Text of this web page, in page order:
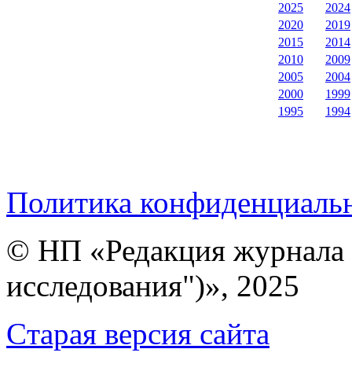
2025
2024
2020
2019
2015
2014
2010
2009
2005
2004
2000
1999
1995
1994
Политика
© НП «Редакция
исследования")», 2025
Cтарая версия сайта